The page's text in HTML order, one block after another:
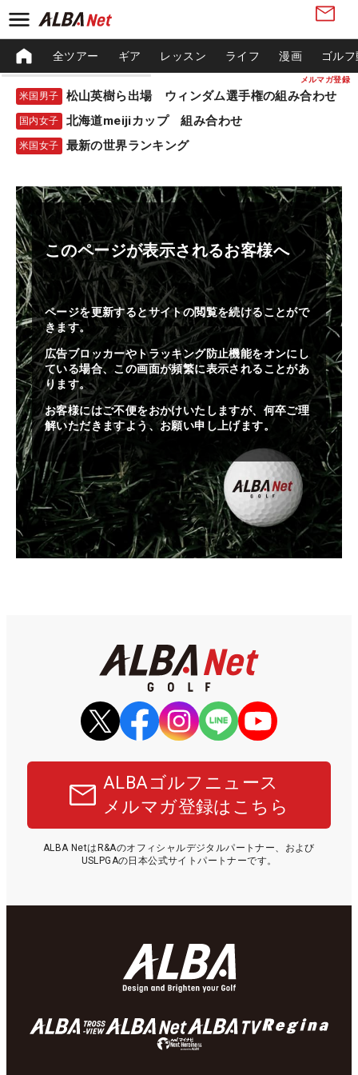
メルマガ登録
全ツアー ギア レッスン ライフ 漫画 ゴル
米国男子 松山英樹ら出場 ウィンダム選手権の組み合わせ
国内女子 北海道meijiカップ 組み合わせ
米国女子 最新の世界ランキング
このページが表示されるお客様へ
ページを更新するとサイトの閲覧を続けることがで
きます。
広告ブロッカーやトラッキング防止機能をオンにし
ている場合、この画面が頻繁に表示されることがあ
ります。
お客様にはご不便をおかけいたしますが、何卒ご理
解いただきますよう、お願い申し上げます。
ALBAゴルフニュース
メルマガ登録はこちら
ALBA NetはR&Aのオフィシャルデジタルパートナー、および
USLPGAの日本公式サイトパートナーです。